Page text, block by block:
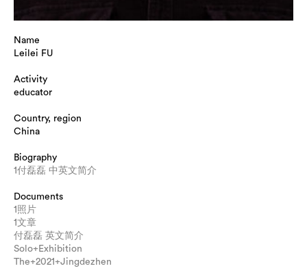
Name
Leilei FU
Activity
educator
Country, region
China
Biography
1付磊磊 中英文简介
Documents
1照片
1文章
付磊磊 英文简介
Solo+Exhibition
The+2021+Jingdezhen